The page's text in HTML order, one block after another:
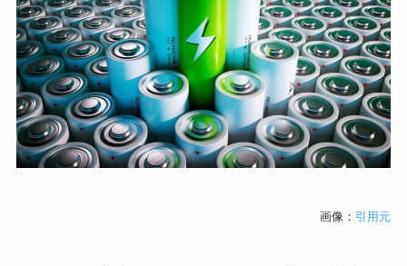
画像： 引用元